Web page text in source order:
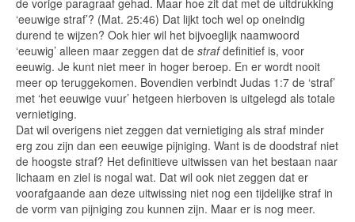
‘eeuwige straf’? (Mat. 25:46) Dat lijkt toch wel op oneindig
durend te wijzen? Ook hier wil het bijvoeglijk naamwoord
‘eeuwig’ alleen maar zeggen dat de strafdefinitief is, voor
eeuwig. Je kunt niet meer in hoger beroep. En er wordt nooit
meer op teruggekomen. Bovendien verbindt Judas 1:7 de ‘straf’
met ‘het eeuwige vuur’ hetgeen hierboven is uitgelegd als totale
vernietiging.
Dat wil overigens niet zeggen dat vernietiging als straf minder
erg zou zijn dan een eeuwige pijniging. Want is de doodstraf niet
de hoogste straf? Het definitieve uitwissen van het bestaan naar
lichaam en ziel is nogal wat. Dat wil ook niet zeggen dat er
voorafgaande aan deze uitwissing niet nog een tijdelijke straf in
de vorm van pijniging zou kunnen zijn. Maar er is nog meer.